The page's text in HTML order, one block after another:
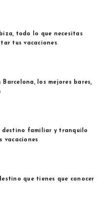
todo lo que necesitas
tus vacaciones
los mejores bares,
destino familiar y tranquilo
vacaciones
que tienes que conocer